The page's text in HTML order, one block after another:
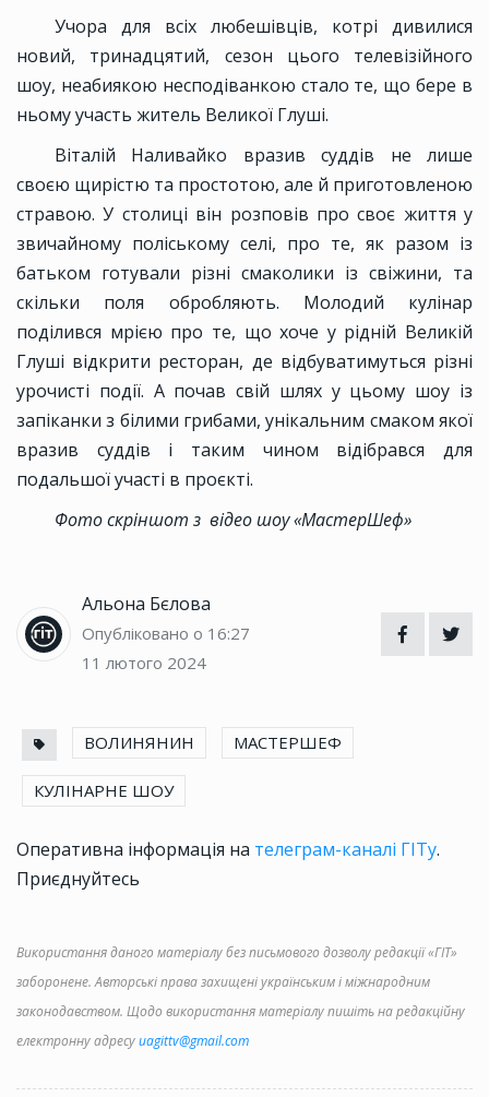
Учора для всіх любешівців, котрі дивилися
новий, тринадцятий, сезон цього телевізійного
шоу, неабиякою несподіванкою стало те, що бере в
ньому участь житель Великої Глуші.
Віталій Наливайко вразив суддів не лише
своєю щирістю та простотою, але й приготовленою
стравою. У столиці він розповів про своє життя у
звичайному поліському селі, про те, як разом із
батьком готували різні смаколики із свіжини, та
скільки поля обробляють. Молодий кулінар
поділився мрією про те, що хоче у рідній Великій
Глуші відкрити ресторан, де відбуватимуться різні
урочисті події. А почав свій шлях у цьому шоу із
запіканки з білими грибами, унікальним смаком якої
вразив суддів і таким чином відібрався для
подальшої участі в проєкті.
Фото скріншот з відео шоу «МастерШеф»
Альона Бєлова
Опубліковано о 16:27
11 лютого 2024
ВОЛИНЯНИН МАСТЕРШЕФ
КУЛІНАРНЕ ШОУ
Оперативна інформація на телеграм-каналі ГІТу.
Приєднуйтесь
Використання даного матеріалу без письмового дозволу редакції «ГІТ»
заборонене. Авторські права захищені українським і міжнародним
законодавством. Щодо використання матеріалу пишіть на редакційну
електронну адресуuagittv@gmail.com